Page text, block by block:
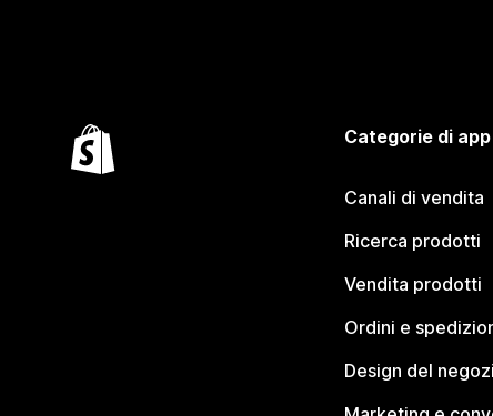
Categorie di app
Canali di vendita
Ricerca prodotti
Vendita prodotti
Ordini e
Design del